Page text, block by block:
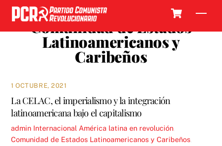
Skip
content Comunidad de Estados
Latinoamericanos y
Caribeños
1 OCTUBRE, 2021
La CELAC, el imperialismo y la integración
latinoamericana bajo el capitalismo
admin Internacional América latina en revolución
Comunidad de Estados Latinoamericanos y Caribeños